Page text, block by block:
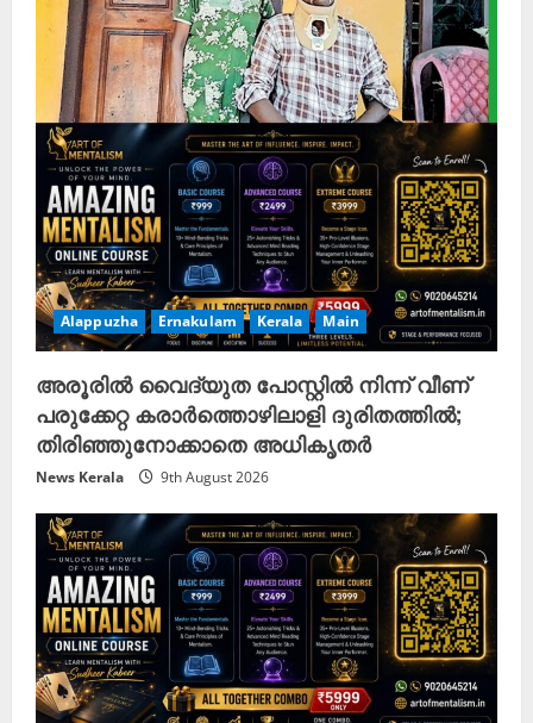
Alappuzha Ernakulam Kerala Main
അരൂരിൽ വൈദ്യുത പോസ്റ്റിൽ നിന്ന് വീണ്
പരുക്കേറ്റ കരാർത്തൊഴിലാളി ദുരിതത്തിൽ;
തിരിഞ്ഞുനോക്കാതെ അധികൃതർ
News Kerala 9th August 2026